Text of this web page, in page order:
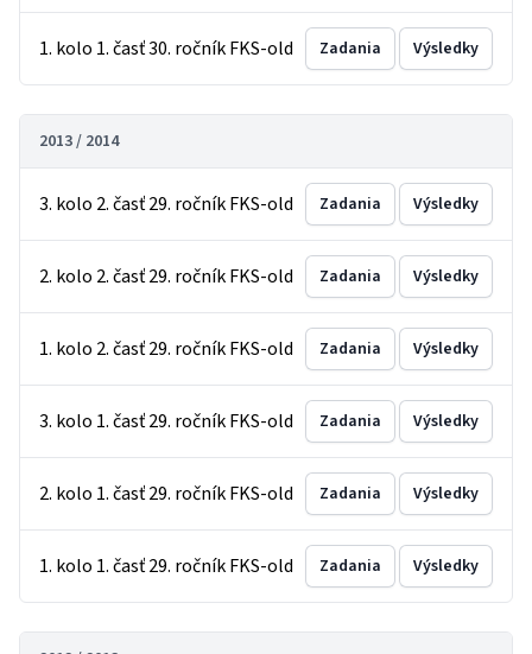
1. kolo 1. časť 30. ročník FKS-old Zadania Výsledky
2013 / 2014
3. kolo 2. časť 29. ročník FKS-old Zadania Výsledky
2. kolo 2. časť 29. ročník FKS-old Zadania Výsledky
1. kolo 2. časť 29. ročník FKS-old Zadania Výsledky
3. kolo 1. časť 29. ročník FKS-old Zadania Výsledky
2. kolo 1. časť 29. ročník FKS-old Zadania Výsledky
1. kolo 1. časť 29. ročník FKS-old Zadania Výsledky